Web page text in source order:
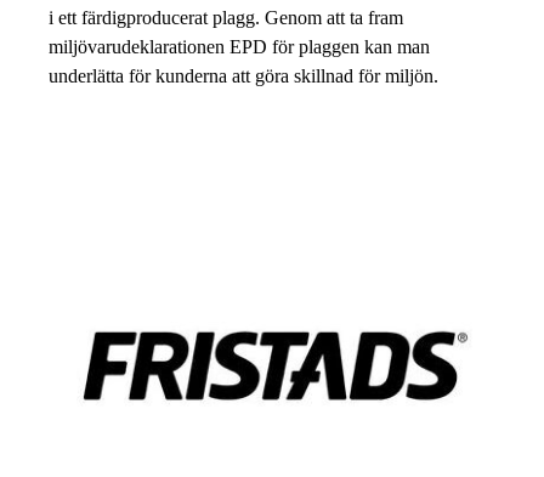
i ett färdigproducerat plagg. Genom att ta fram
miljövarudeklarationen EPD för plaggen kan man
underlätta för kunderna att göra skillnad för miljön.